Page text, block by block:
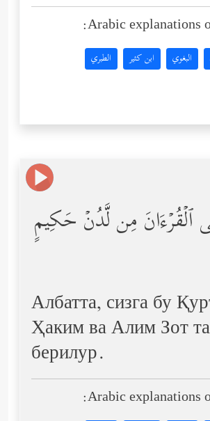
Arabic explanations
البغوي ابن كثير الطبري
ٱلۡقُرۡءَانَ مِن لَّدُنۡ حَكِیمٍ
Албатта, сизга бу
Ҳаким ва Алим Зот
берилур.
Arabic explanations